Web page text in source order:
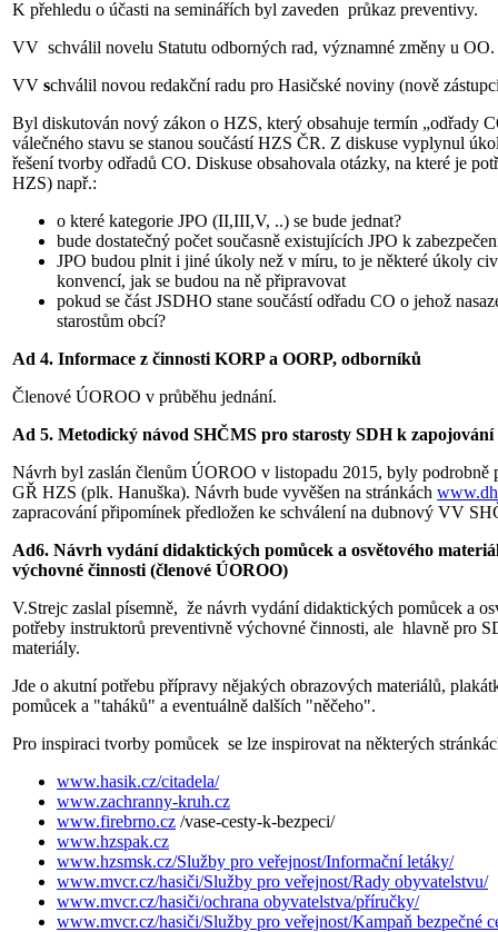
K přehledu o účasti na seminářích byl zaveden průkaz preventivy.
VV schválil novelu Statutu odborných rad, významné změny u OO.
VV schválil novou redakční radu pro Hasičské noviny (nově
Byl diskutován nový zákon o HZS, který obsahuje termín „odřady
válečného stavu se stanou součástí HZS ČR. Z diskuse vyplynul
řešení tvorby odřadů CO. Diskuse obsahovala otázky, na které je
HZS) např.:
o které kategorie JPO (II,III,V, ..) se bude jednat?
bude dostatečný počet současně existujících JPO k
JPO budou plnit i jiné úkoly než v míru, to je některé úkoly
konvencí, jak se budou na ně připravovat
pokud se část JSDHO stane součástí odřadu CO o jehož
starostům obcí?
Ad 4. Informace z činnosti KORP a OORP, odborníků
Členové ÚOROO v průběhu jednání.
Ad 5. Metodický návod SHČMS pro starosty SDH k
Návrh byl zaslán členům ÚOROO v listopadu 2015, byly
GŘ HZS (plk. Hanuška). Návrh bude vyvěšen na stránkách
zapracování připomínek předložen ke schválení na dubnový VV
Ad6. Návrh vydání didaktických pomůcek a osvětového
výchovné činnosti (členové ÚOROO)
V.Strejc zaslal písemně, že návrh vydání didaktických pomůcek a
potřeby instruktorů preventivně výchovné činnosti, ale hlavně pro
materiály.
Jde o akutní potřebu přípravy nějakých obrazových materiálů,
pomůcek a "taháků" a eventuálně dalších "něčeho".
Pro inspiraci tvorby pomůcek se lze inspirovat na některých
www.hasik.cz/citadela/
www.zachranny-kruh.cz
www.firebrno.cz /vase-cesty-k-bezpeci/
www.hzspak.cz
www.hzsmsk.cz/Služby pro veřejnost/Informační letáky/
www.mvcr.cz/hasiči/Služby pro veřejnost/Rady obyvatelstvu/
www.mvcr.cz/hasiči/ochrana obyvatelstva/příručky/
www.mvcr.cz/hasiči/Služby pro veřejnost/Kampaň bezpečné